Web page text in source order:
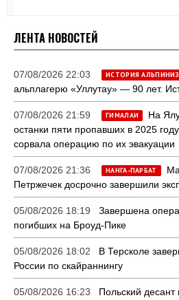
ЛЕНТА НОВОСТЕЙ
07/08/2026 22:03 ИСТОРИЯ
альплагерю «Уллутау» — 90 лет.
07/08/2026 21:59 ГИМАЛАИ
На
останки пяти пропавших в 2025
сорвала операцию по их эвакуации
07/08/2026 21:36 НАНГА-ПАРБАТ
Петржечек досрочно завершили
05/08/2026 18:19
Завершена
погибших на Броуд-Пике
05/08/2026 18:02
В Терсколе
России по скайраннингу
05/08/2026 16:23
Польский